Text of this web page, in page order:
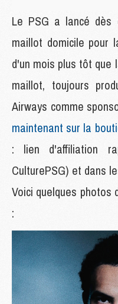
Le PSG a lancé dès
maillot domicile pour
d'un mois plus tôt que
maillot, toujours
Airways comme
maintenant sur la
: lien d'affiliation
CulturePSG) et dans
Voici quelques photos
: